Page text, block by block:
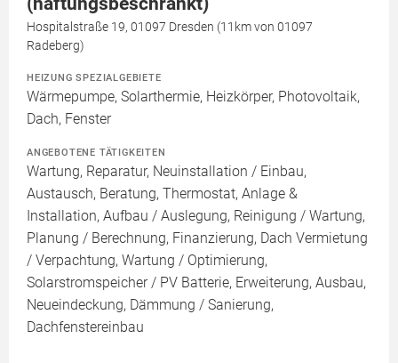
Hospitalstraße 19, 01097 Dresden (11km von 01097
Radeberg)
HEIZUNG SPEZIALGEBIETE
Wärmepumpe, Solarthermie, Heizkörper, Photovoltaik,
Dach, Fenster
ANGEBOTENE TÄTIGKEITEN
Wartung, Reparatur, Neuinstallation / Einbau,
Austausch, Beratung, Thermostat, Anlage &
Installation, Aufbau / Auslegung, Reinigung / Wartung,
Planung / Berechnung, Finanzierung, Dach Vermietung
/ Verpachtung, Wartung / Optimierung,
Solarstromspeicher / PV Batterie, Erweiterung, Ausbau,
Neueindeckung, Dämmung / Sanierung,
Dachfenstereinbau